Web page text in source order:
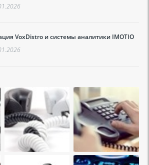
VoxDistro и системы аналитики IMOTIO